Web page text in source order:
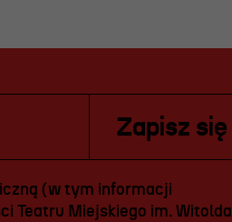
Zapisz się
(w tym informacji
Teatru Miejskiego im. Witolda